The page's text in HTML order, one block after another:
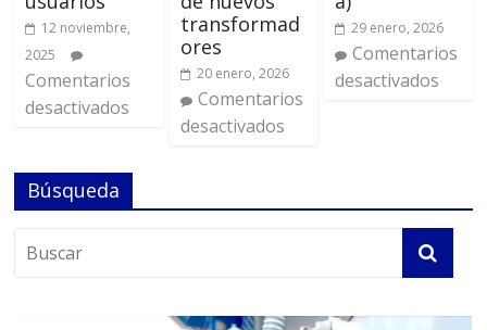
12 noviembre,
2025
Comentarios
desactivados
transformad
ores
20 enero, 2026
Comentarios
desactivados
29 enero, 2026
Comentarios
desactivados
Búsqueda